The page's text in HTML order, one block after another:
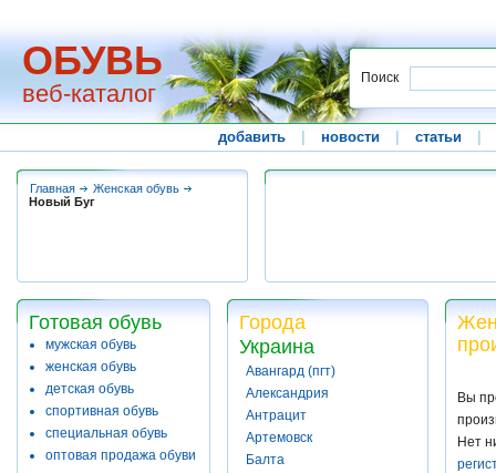
ОБУВЬ
веб-каталог
Поиск
добавить новости статьи
Главная
Женская обувь
Новый Буг
Готовая обувь
мужская обувь
женская обувь
детская обувь
спортивная обувь
специальная обувь
оптовая продажа обуви
Города
Украина
Авангард (пгт)
Александрия
Антрацит
Артемовск
Балта
Вы
Нет